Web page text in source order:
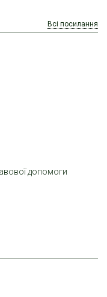
Всі посилання
допомоги